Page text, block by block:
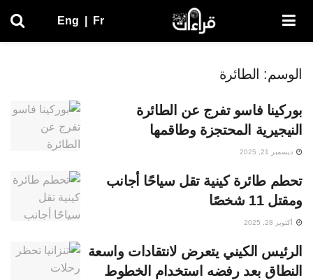
Eng Fr
الوسم: الطائرة
بوركينا فاسو تفرج عن الطائرة
النيجيرية المحتجزة وطاقمها
ديسمبر 21, 2025
تحطم طائرة كينية تقل سياحًا أجانب
ومقتل 11 شخصًا
أكتوبر 28, 2025
الرئيس الكيني يتعرض لانتقادات واسعة
النطاق بعد رفضه استخدام الخطوط